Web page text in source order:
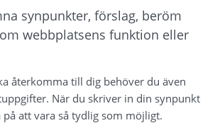
synpunkter, förslag, beröm
webbplatsens funktion eller
återkomma till dig behöver du även
När du skriver in din synpunkt
att vara så tydlig som möjligt.